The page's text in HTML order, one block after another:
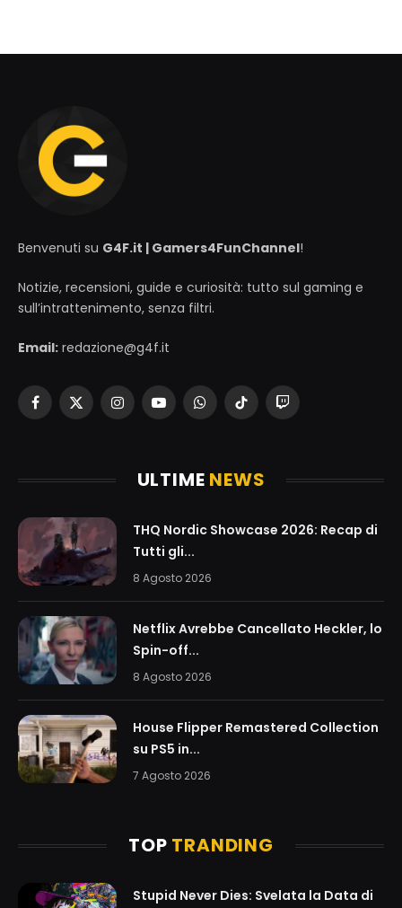
Benvenuti su G4F.it | Gamers4FunChannel!
Notizie, recensioni, guide e curiosità: tutto sul gaming e
sull’intrattenimento, senza filtri.
Email: redazione@g4f.it
Facebook
X
InstagramYouTubeWhatsAppTikTokTwitch
ULTIME NEWS
THQ Nordic Showcase 2026: Recap di
Tutti gli...
8 Agosto 2026
Netflix Avrebbe Cancellato Heckler, lo
Spin-off...
8 Agosto 2026
House Flipper Remastered Collection
su PS5 in...
7 Agosto 2026
TOP TRANDING
Stupid Never Dies: Svelata la Data di